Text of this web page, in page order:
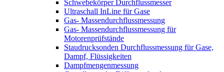
Schwebekörper Durchflussmesser
Ultraschall InLine für Gase
Gas- Massendurchflussmessung
Gas- Massendurchflussmessung für
Motorenprüfstände
Staudrucksonden Durchflussmessung für Gase,
Dampf, Flüssigkeiten
Dampfmengenmessung